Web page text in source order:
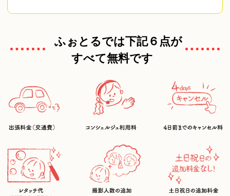
ふぉとるでは下記６点が
すべて無料です